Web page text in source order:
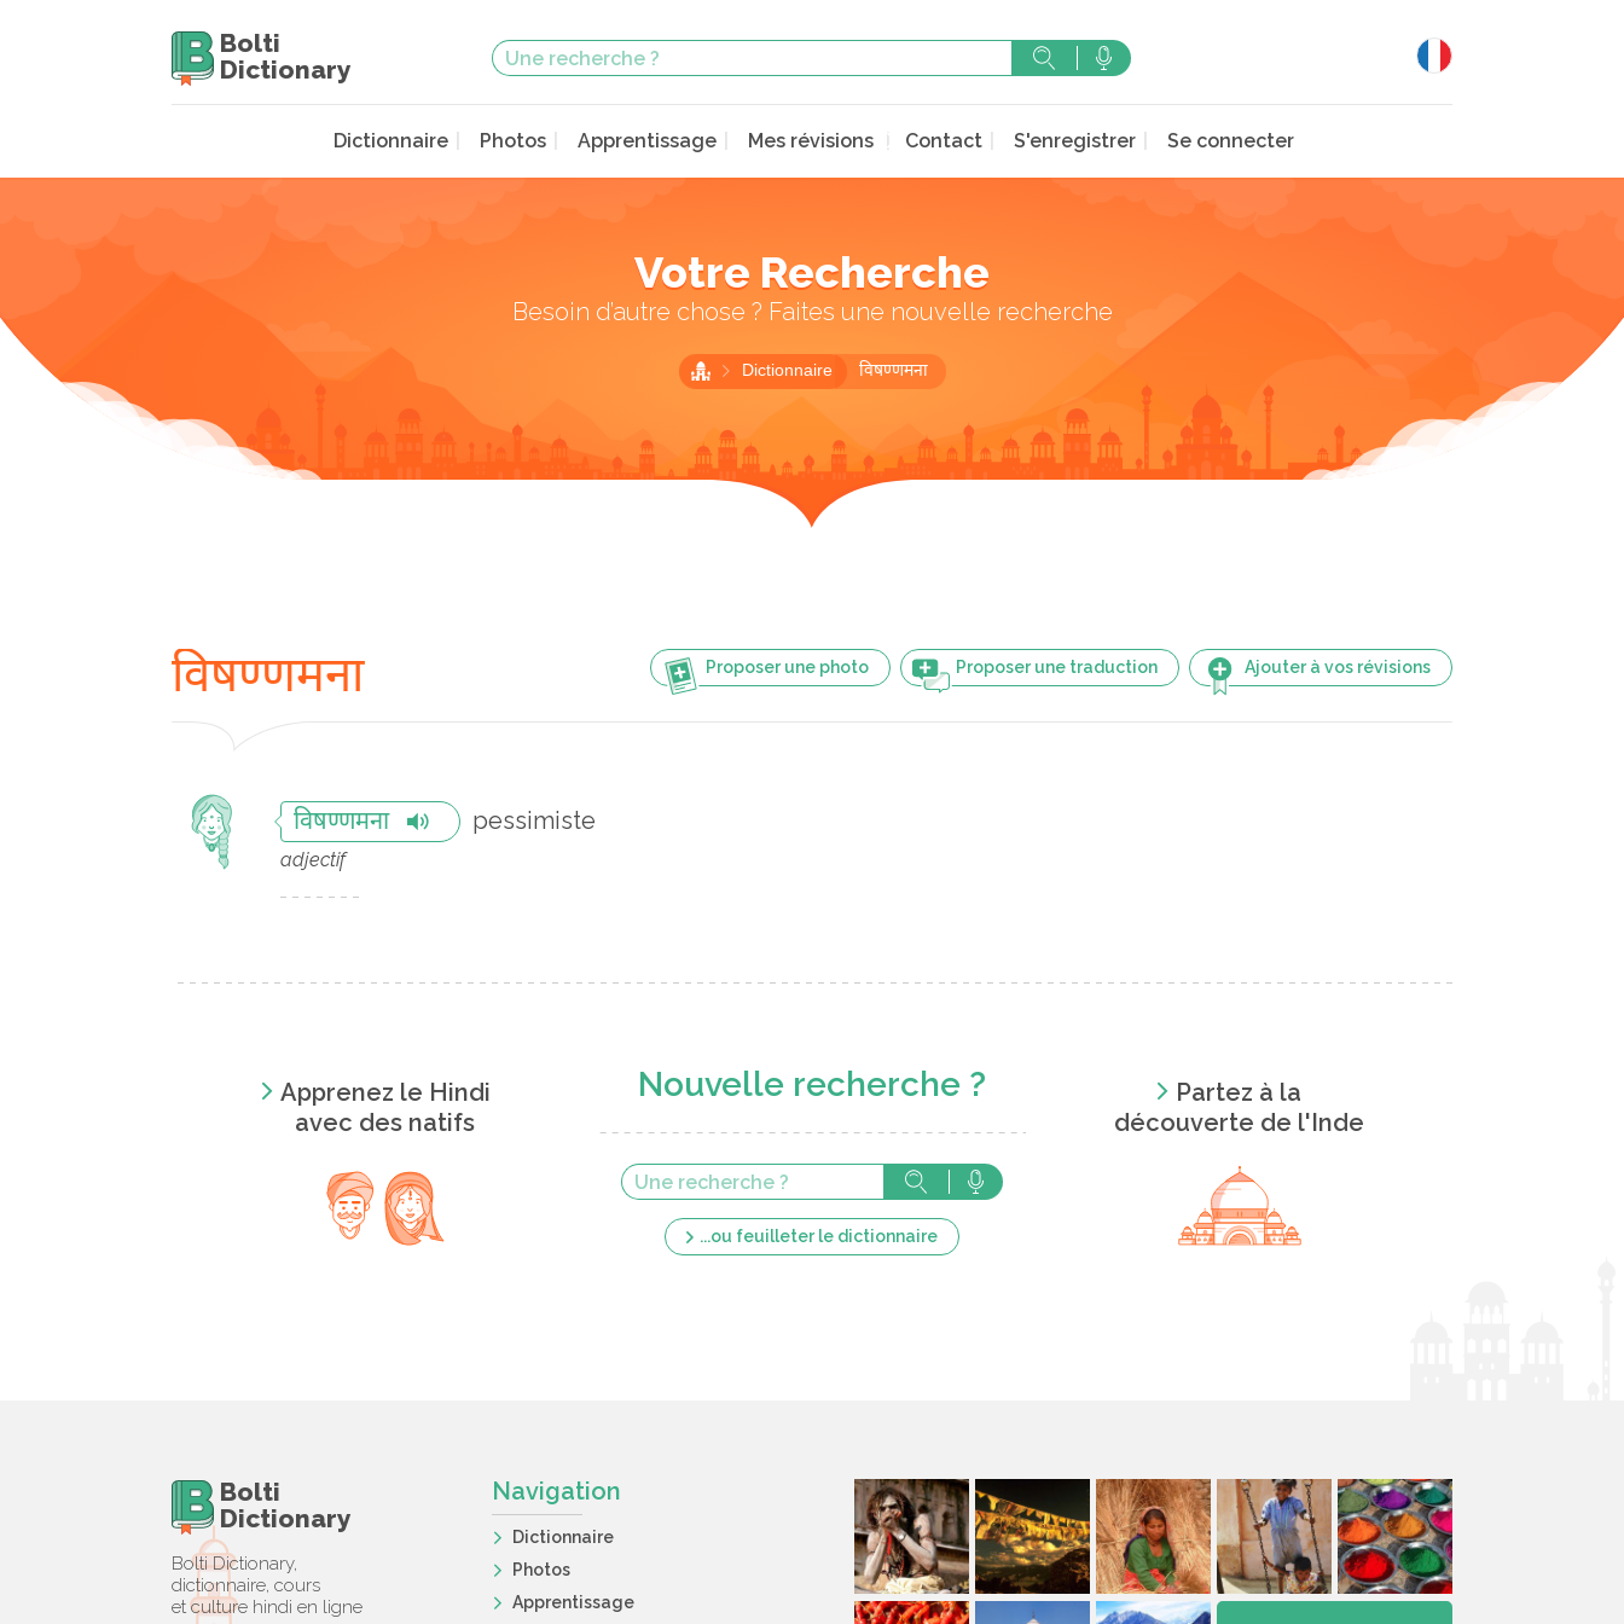
Bolti
Dictionary
Dictionnaire Photos Apprentissage Mes révisions Contact S'enregistrer Se connecter
Votre Recherche
Besoin d’autre chose ? Faites une nouvelle recherche
Dictionnaire विषण्णमना
Proposer une photo Proposer une traduction Ajouter à vos révisions
विषण्णमना
विषण्णमना pessimiste
adjectif
Apprenez le Hindi
avec des natifs
Nouvelle recherche ?
...ou feuilleter le dictionnaire
Partez à la
découverte de l'Inde
Bolti
Dictionary
Bolti Dictionary,
dictionnaire, cours
et culture hindi en ligne
Navigation
Dictionnaire
Photos
Apprentissage